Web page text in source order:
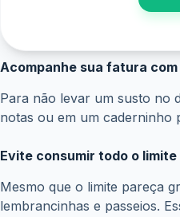
Acompanhe sua fatura
Para não levar um susto
notas ou em um caderninho
lembrancinhas e passeios.